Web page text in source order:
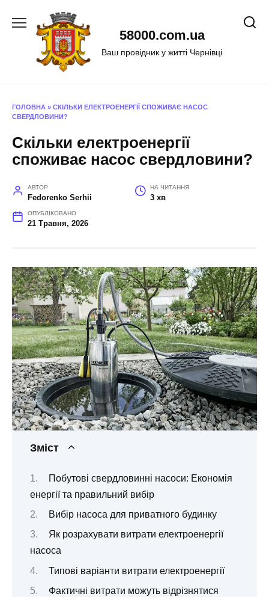
58000.com.ua
Ваш провідник у житті Чернівці
ГОЛОВНА » СКІЛЬКИ ЕЛЕКТРОЕНЕРГІЇ СПОЖИВАЄ НАСОС
СВЕРДЛОВИНИ?
Скільки електроенергії
споживає насос свердловини?
АВТОР
Fedorenko Serhii
НА ЧИТАННЯ
3 хв
ОПУБЛІКОВАНО
21 Травня, 2026
Зміст
Побутові свердловинні насоси: Економія
енергії та правильний вибір
Вибір насоса для приватного будинку
Як розрахувати витрати електроенергії
насоса
Типові варіанти витрати електроенергії
Фактичні витрати можуть відрізнятися